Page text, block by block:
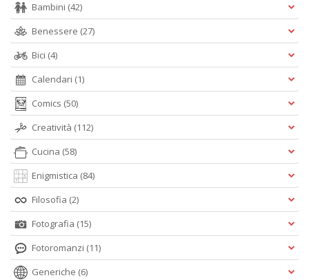
Bambini (42)
Benessere (27)
Bici (4)
Calendari (1)
Comics (50)
Creatività (112)
Cucina (58)
Enigmistica (84)
Filosofia (2)
Fotografia (15)
Fotoromanzi (11)
Generiche (6)